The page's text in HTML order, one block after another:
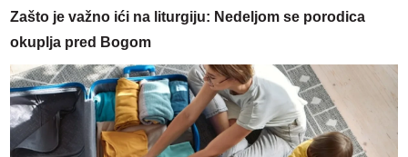
Zašto je važno ići na liturgiju: Nedeljom se porodica
okuplja pred Bogom